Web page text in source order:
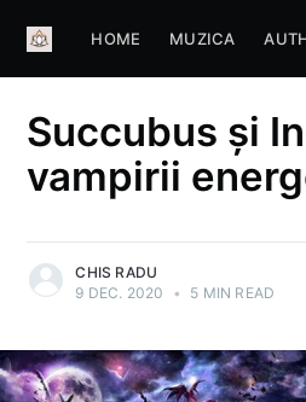
HOME MUZICA
Succubus și
vampirii
CHIS RADU
9 DEC. 2020
• 5 MIN READ